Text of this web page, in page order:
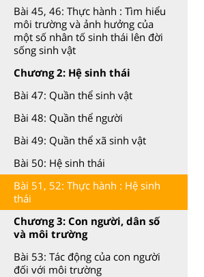
Bài 45, 46: Thực hành : Tìm hiểu
môi trường và ảnh hưởng của
một số nhân tố sinh thái lên đời
sống sinh vật
Chương 2: Hệ sinh thái
Bài 47: Quần thể sinh vật
Bài 48: Quần thể người
Bài 49: Quần thể xã sinh vật
Bài 50: Hệ sinh thái
Bài 51, 52: Thực hành : Hệ sinh
thái
Chương 3: Con người, dân số
và môi trường
Bài 53: Tác động của con người
đối với môi trường